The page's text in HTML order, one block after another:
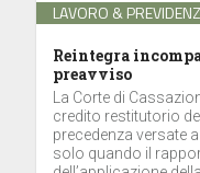
LAVORO &
Reintegra
preavviso
La Corte di
credito restitutorio
precedenza versate
solo quando il